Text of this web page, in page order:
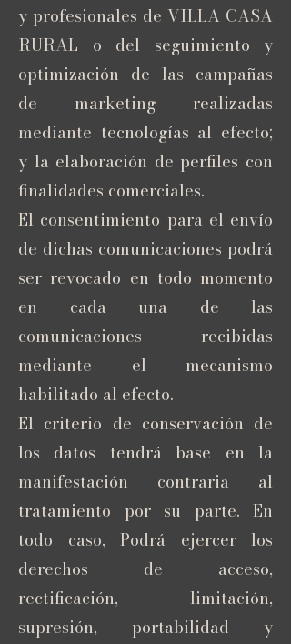
y profesionales de VILLA CASA
RURAL o del seguimiento y
optimización de las campañas
de marketing realizadas
mediante tecnologías al efecto;
y la elaboración de perfiles con
finalidades comerciales.
El consentimiento para el envío
de dichas comunicaciones podrá
ser revocado en todo momento
en cada una de las
comunicaciones recibidas
mediante el mecanismo
habilitado al efecto.
El criterio de conservación de
los datos tendrá base en la
manifestación contraria al
tratamiento por su parte. En
todo caso, Podrá ejercer los
derechos de acceso,
rectificación, limitación,
supresión, portabilidad y